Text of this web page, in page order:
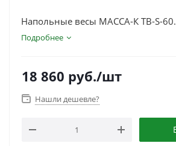
Напольные весы МАССА-К ТВ-S-
Подробнее
18 860 руб./шт
Нашли дешевле?